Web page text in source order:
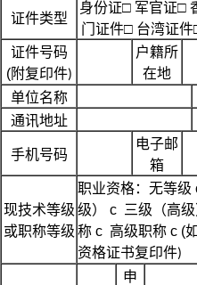
证件类型
身份证□ 军官证□
门证件□ 台湾证
证件号码
(附复印件)
户籍所
在地
单位名称
通讯地址
手机号码
电子邮
箱
现技术等级
或职称等级
职业资格：无等
级） c 三级（高
称 c 高级职称 c (
资格证书复印件)
申